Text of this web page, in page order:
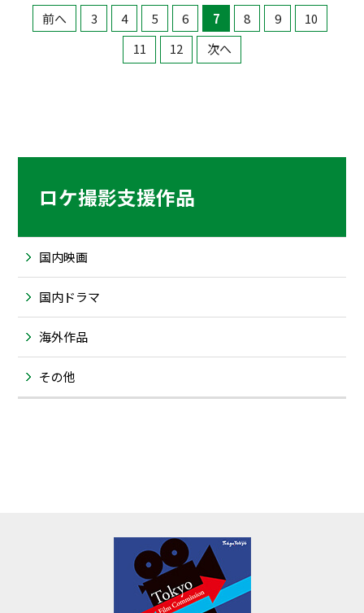
前へ 3 4 5 6 7 8 9
10
11
12 次へ
ロケ撮影支援作品
国内映画
国内ドラマ
海外作品
その他